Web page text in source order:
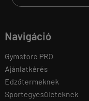
Navigáció
Gymstore PRO
Ajánlatkérés
Edzőtermeknek
Sportegyesületeknek